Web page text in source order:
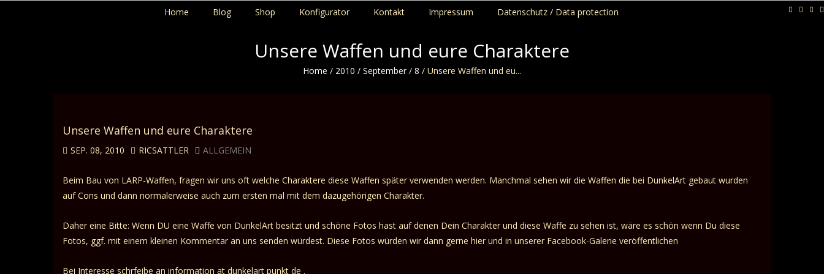
Home Blog Shop Konfigurator Kontakt Impressum Datenschutz / Data protection
Unsere Waffen und eure Charaktere
Home / 2010 / September / 8 / Unsere Waffen und eu...
Unsere Waffen und eure Charaktere
SEP. 08, 2010 RICSATTLER ALLGEMEIN
Beim Bau von LARP-Waffen, fragen wir uns oft welche Charaktere diese Waffen später verwenden werden. Manchmal sehen wir die Waffen die bei DunkelArt gebaut wurden
auf Cons und dann normalerweise auch zum ersten mal mit dem dazugehörigen Charakter.
Daher eine Bitte: Wenn DU eine Waffe von DunkelArt besitzt und schöne Fotos hast auf denen Dein Charakter und diese Waffe zu sehen ist, wäre es schön wenn Du diese
Fotos, ggf. mit einem kleinen Kommentar an uns senden würdest. Diese Fotos würden wir dann gerne hier und in unserer Facebook-Galerie veröffentlichen
Bei Interesse schrfeibe an information at dunkelart punkt de .